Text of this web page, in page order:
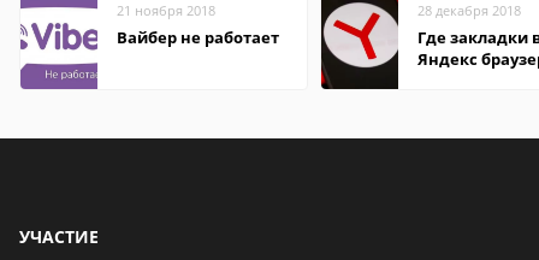
21 ноября 2018
Вайбер не работает
28 декабря 2018
Где закладки
Яндекс
УЧАСТИЕ